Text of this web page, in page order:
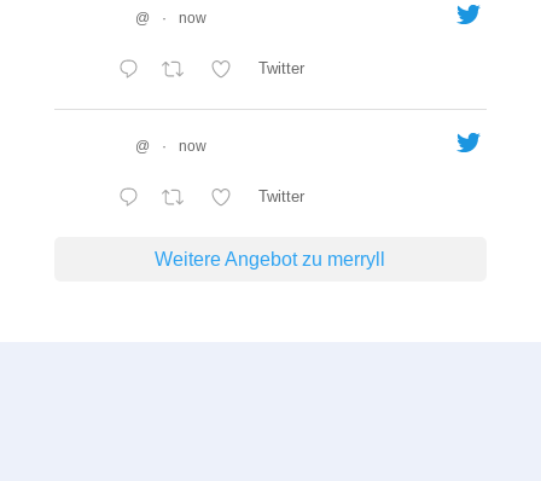
@ · now
Twitter
@ · now
Twitter
Weitere Angebot zu merryll